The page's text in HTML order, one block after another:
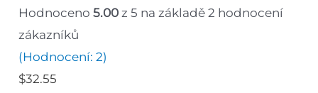
Hodnoceno5.00 z 5 na základě2 hodnocení
zákazníků
(Hodnocení:2)
$32.55